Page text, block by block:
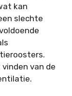
kan
slechte
van de